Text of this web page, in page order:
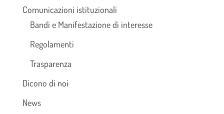
Comunicazioni istituzionali
Bandi e Manifestazione di interesse
Regolamenti
Trasparenza
Dicono di noi
News